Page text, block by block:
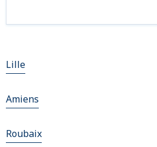
Lille
Amiens
Roubaix